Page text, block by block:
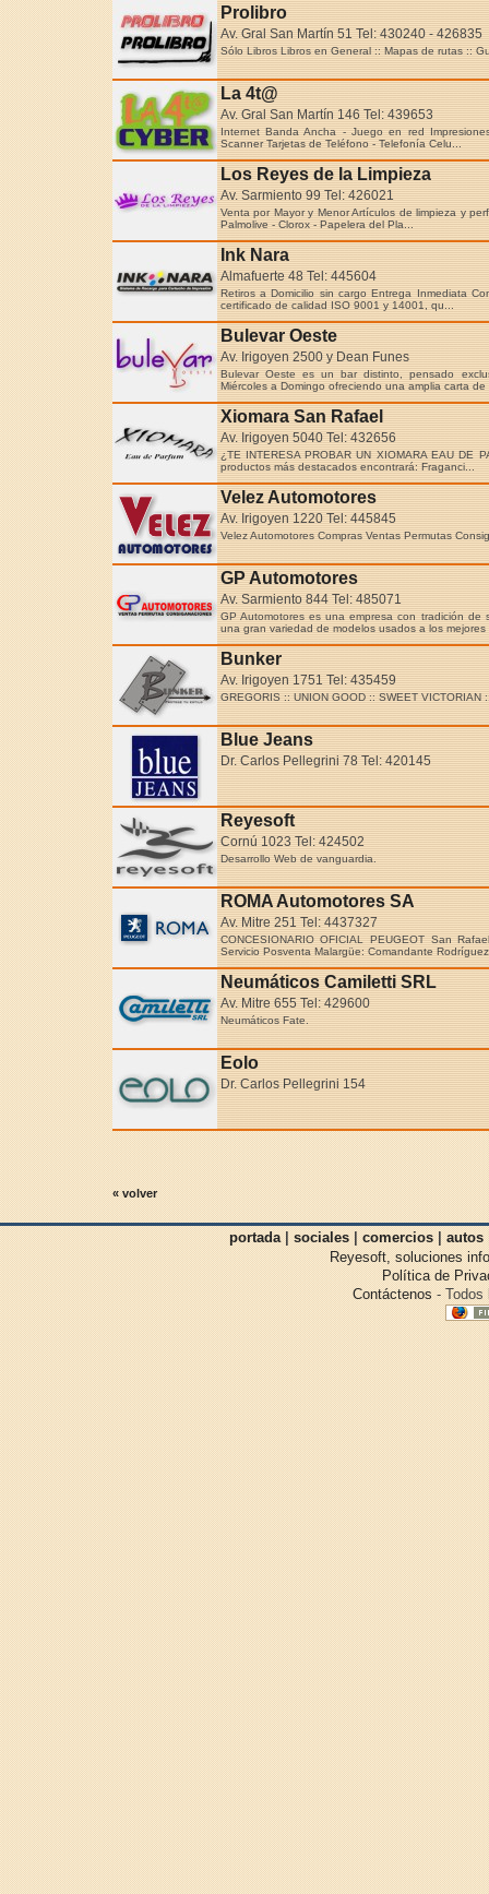
Prolibro
Av. Gral San Martín 51 Tel: 430240 - 426835
Sólo Libros Libros en General :: Mapas de rutas ::
La 4t@
Av. Gral San Martín 146 Tel: 439653
Internet Banda Ancha - Juego en red
Scanner Tarjetas de Teléfono - Telefonía Celu...
Los Reyes de la Limpieza
Av. Sarmiento 99 Tel: 426021
Venta por Mayor y Menor Artículos de limpieza y
Palmolive - Clorox - Papelera del Pla...
Ink Nara
Almafuerte 48 Tel: 445604
Retiros a Domicilio sin cargo Entrega Inmediata
certificado de calidad ISO 9001 y 14001, qu...
Bulevar Oeste
Av. Irigoyen 2500 y Dean Funes
Bulevar Oeste es un bar distinto, pensado
Miércoles a Domingo ofreciendo una amplia carta
Xiomara San Rafael
Av. Irigoyen 5040 Tel: 432656
¿TE INTERESA PROBAR UN XIOMARA EAU DE
productos más destacados encontrará: Fraganci...
Velez Automotores
Av. Irigoyen 1220 Tel: 445845
Velez Automotores Compras Ventas Permutas
GP Automotores
Av. Sarmiento 844 Tel: 485071
GP Automotores es una empresa con tradición de
una gran variedad de modelos usados a los mejores
Bunker
Av. Irigoyen 1751 Tel: 435459
GREGORIS :: UNION GOOD :: SWEET VICTORIAN
Blue Jeans
Dr. Carlos Pellegrini 78 Tel: 420145
Reyesoft
Cornú 1023 Tel: 424502
Desarrollo Web de vanguardia.
ROMA Automotores SA
Av. Mitre 251 Tel: 4437327
CONCESIONARIO OFICIAL PEUGEOT San
Servicio Posventa Malargüe: Comandante
Neumáticos Camiletti SRL
Av. Mitre 655 Tel: 429600
Neumáticos Fate.
Eolo
Dr. Carlos Pellegrini 154
« volver
portada| sociales | comercios | autos
Reyesoft, soluciones
Política de
Contáctenos - Todos